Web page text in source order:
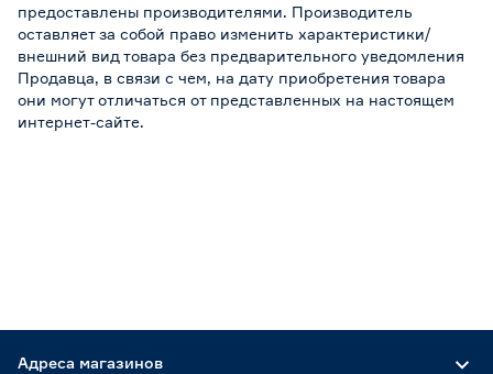
предоставлены производителями. Производитель
оставляет за собой право изменить характеристики/
внешний вид товара без предварительного уведомления
Продавца, в связи с чем, на дату приобретения товара
они могут отличаться от представленных на настоящем
интернет-сайте.
Адреса магазинов